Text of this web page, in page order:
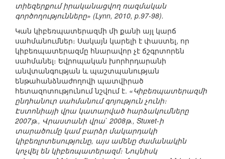
տիեզերքում իրականացվող ռազմական
գործողությունները» (Lynn, 2010, p.97-98).
Կան կիբեռպատերազմի մի քանի այլ կարճ
սահմանումներ։ Սակայն կարելի է փաստել, որ
կիբեռպատերազմը հնարավոր չէ ճշգրտորեն
սահմանել։ Եվրոպական խորհրդարանի
անվտանգության և պաշտպանության
ենթահանձնաժողովի պատվիրած
հետազոտությունում նշվում է. «Կիբեռպատերազմի
ընդհանուր սահմանում գոյություն չունի։
Էստոնիայի վրա կատարված հարձակումները
2007թ., Վրաստանի վրա` 2008թ., Stuxet-ի
տարածումը կամ բարձր մակարդակի
կիբեռլրտեսությունը, այս ամենը ժամանակին
կոչվել են կիբեռպատերազմ։ Նույնիսկ